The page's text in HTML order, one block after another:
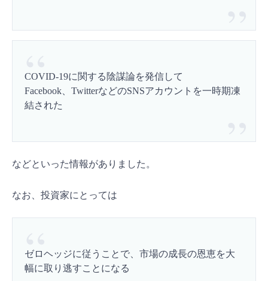
COVID-19に関する陰謀論を発信して
Facebook、TwitterなどのSNSアカウントを一時期凍
結された
などといった情報がありました。
なお、投資家にとっては
ゼロヘッジに従うことで、市場の成長の恩恵を大
幅に取り逃すことになる